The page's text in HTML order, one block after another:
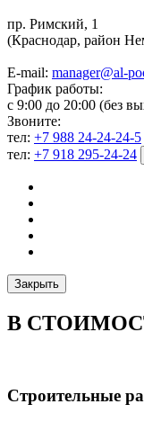
пр. Римский, 1
(Краснодар, район
E-mail: manager@al-
График работы:
с 9:00 до 20:00 (без
Звоните:
тел: +7 988 24-24-24-5
тел: +7 918 295-24-24
Закрыть
В
Строительные